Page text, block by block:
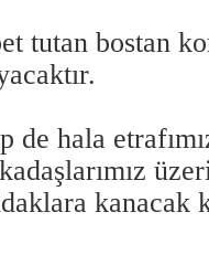
tutan bostan
de hala
kanacak